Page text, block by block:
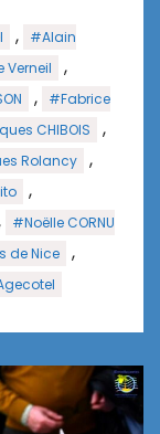
,
#Alain
Verneil ,
,
#Fabrice
CHIBOIS ,
Rolancy ,
,
#Noëlle CORNU
de Nice ,